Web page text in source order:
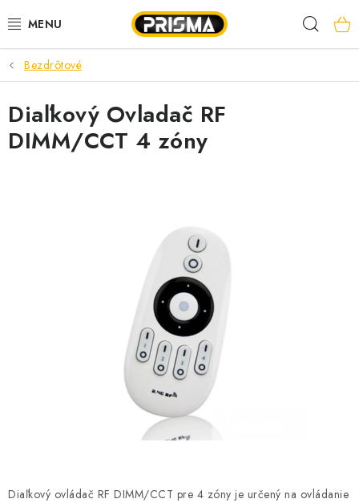
na
AKCIE
LED PÁSY
MODULÁRNE PRÍSTROJE
SVORKY, ROZBOČOVAČE A OSTATNÉ
BATÉRIE A NABÍJAČKY
ELEKTRICKÉ VYKUROVANIE A VENTILÁCIA
NÁRADIE A KOTVIACI MATERIÁL
SVIETIDLÁ A SVETELNÉ ZDROJE
Bezdrôtové
Diaľkový ovládač RF DIMM/CCT pre 4 zóny je určený na ovládanie
Diaľkový Ovladač RF
DIMM/CCT 4 zóny